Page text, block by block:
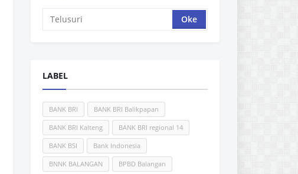
LABEL
BANK BRI BANK BRI Balikpapan
BANK BRI Kalteng BANK BRI regional 14
BANK BSI Bank Indonesia
BNNK BALANGAN BPBD Balangan